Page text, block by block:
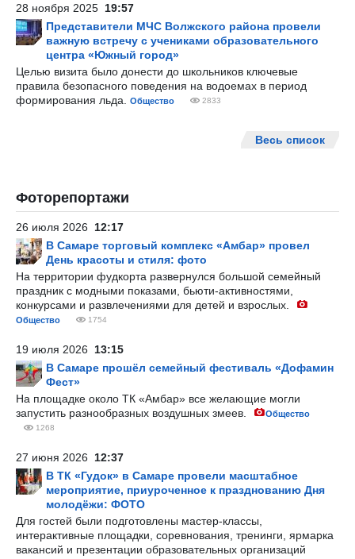
28 ноября 2025 19:57
Представители МЧС Волжского района провели
важную встречу с учениками образовательного
центра «Южный город»
Целью визита было донести до школьников ключевые
правила безопасного поведения на водоемах в период
формирования льда.
Общество 2833
Весь список
Фоторепортажи
26 июля 2026 12:17
В Самаре торговый комплекс «Амбар» провел
День красоты и стиля: фото
На территории фудкорта развернулся большой семейный
праздник с модными показами, бьюти-активностями,
конкурсами и развлечениями для детей и взрослых.
Общество 1754
19 июля 2026 13:15
В Самаре прошёл семейный фестиваль «Дофамин
Фест»
На площадке около ТК «Амбар» все желающие могли
запустить разнообразных воздушных змеев.
Общество
1268
27 июня 2026 12:37
В ТК «Гудок» в Самаре провели масштабное
мероприятие, приуроченное к празднованию Дня
молодёжи: ФОТО
Для гостей были подготовлены мастер-классы,
интерактивные площадки, соревнования, тренинги, ярмарка
вакансий и презентации образовательных организаций